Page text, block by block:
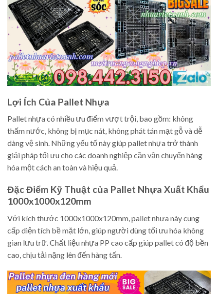
Lợi Ích Của Pallet Nhựa
Pallet nhựa có nhiều ưu điểm vượt trội, bao gồm: không
thấm nước, không bị mục nát, không phát tán mạt gỗ và dễ
dàng vệ sinh. Những yếu tố này giúp pallet nhựa trở thành
giải pháp tối ưu cho các doanh nghiệp cần vận chuyển hàng
hóa một cách an toàn và hiệu quả.
Đặc Điểm Kỹ Thuật của Pallet Nhựa Xuất Khẩu
1000x1000x120mm
Với kích thước 1000x1000x120mm, pallet nhựa này cung
cấp diện tích bề mặt lớn, giúp người dùng tối ưu hóa không
gian lưu trữ. Chất liệu nhựa PP cao cấp giúp pallet có độ bền
cao, chịu tải nặng lên đến hàng tấn.